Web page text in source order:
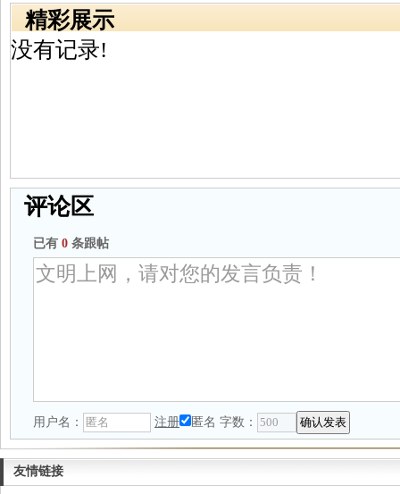
精彩展示
没有记录!
评论区
已有 0 条跟帖
用户名： 注册 匿名 字数：
友情链接